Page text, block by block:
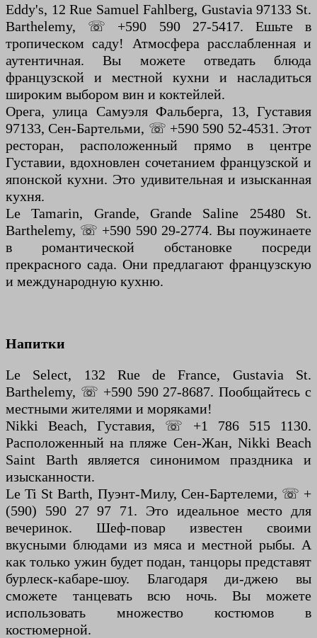
Eddy's, 12 Rue Samuel Fahlberg, Gustavia 97133 St.
Barthelemy, ☏ +590 590 27-5417. Ешьте в
тропическом саду! Атмосфера расслабленная и
аутентичная. Вы можете отведать блюда
французской и местной кухни и насладиться
широким выбором вин и коктейлей.
Орега, улица Самуэля Фальберга, 13, Густавия
97133, Сен-Бартельми, ☏ +590 590 52-4531. Этот
ресторан, расположенный прямо в центре
Густавии, вдохновлен сочетанием французской и
японской кухни. Это удивительная и изысканная
кухня.
Le Tamarin, Grande, Grande Saline 25480 St.
Barthelemy, ☏ +590 590 29-2774. Вы поужинаете
в романтической обстановке посреди
прекрасного сада. Они предлагают французскую
и международную кухню.
Напитки
Le Select, 132 Rue de France, Gustavia St.
Barthelemy, ☏ +590 590 27-8687. Пообщайтесь с
местными жителями и моряками!
Nikki Beach, Густавия, ☏ +1 786 515 1130.
Расположенный на пляже Сен-Жан, Nikki Beach
Saint Barth является синонимом праздника и
изысканности.
Le Ti St Barth, Пуэнт-Милу, Сен-Бартелеми, ☏ +
(590) 590 27 97 71. Это идеальное место для
вечеринок. Шеф-повар известен своими
вкусными блюдами из мяса и местной рыбы. А
как только ужин будет подан, танцоры представят
бурлеск-кабаре-шоу. Благодаря ди-джею вы
сможете танцевать всю ночь. Вы можете
использовать множество костюмов в
костюмерной.